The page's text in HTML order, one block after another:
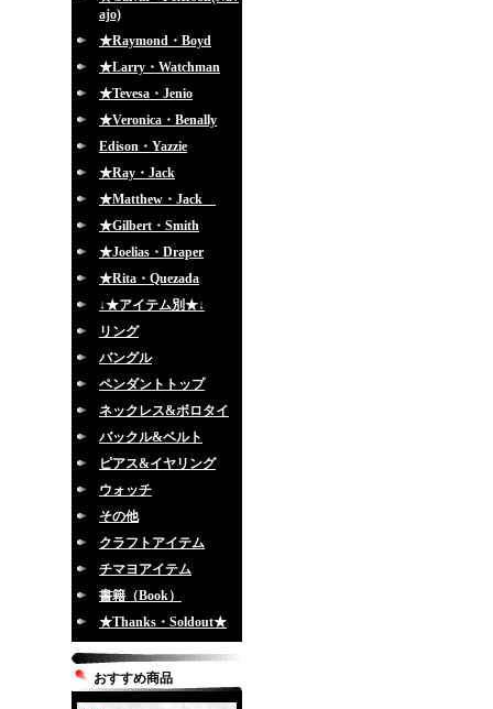
ajo)
★Raymond・Boyd
★Larry・Watchman
★Tevesa・Jenio
★Veronica・Benally
Edison・Yazzie
★Ray・Jack
★Matthew・Jack
★Gilbert・Smith
★Joelias・Draper
★Rita・Quezada
↓★アイテム別★↓
リング
バングル
ペンダントトップ
ネックレス&ボロタイ
バックル&ベルト
ピアス&イヤリング
ウォッチ
その他
クラフトアイテム
チマヨアイテム
書籍（Book）
★Thanks・Soldout★
おすすめ商品